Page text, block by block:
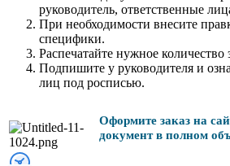
руководитель, ответственные
При необходимости внесите
специфики.
Распечатайте нужное количество
Подпишите у руководителя и
лиц под росписью.
Оформите заказ на
документ в полном